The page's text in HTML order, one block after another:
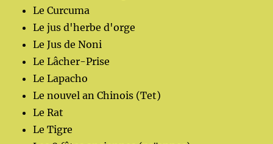
Le Curcuma
Le jus d'herbe d'orge
Le Jus de Noni
Le Lâcher-Prise
Le Lapacho
Le nouvel an Chinois (Tet)
Le Rat
Le Tigre